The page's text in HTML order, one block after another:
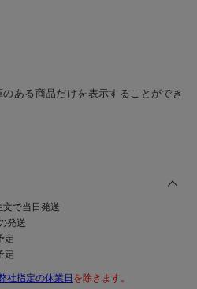
ある商品だけを表示することができ
文で当日発送
発送
定
定
社指定の休業日 を除きます。